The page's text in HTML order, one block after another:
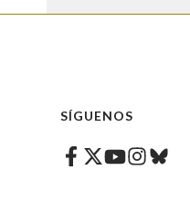
SÍGUENOS
Facebook
Twitter
Youtube
Instagram
Bluesky